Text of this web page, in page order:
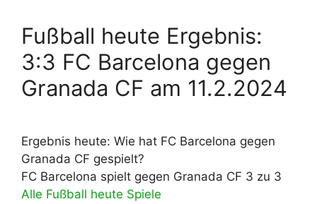
Fußball heute Ergebnis:
3:3 FC Barcelona gegen
Granada CF am 11.2.2024
Ergebnis heute: Wie hat FC Barcelona gegen
Granada CF gespielt?
FC Barcelona spielt gegen Granada CF 3 zu 3
Alle Fußball heute Spiele